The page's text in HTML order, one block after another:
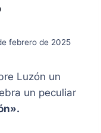
febrero de 2025
Luzón un
un peculiar